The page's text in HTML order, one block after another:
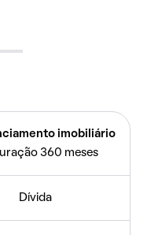
imobiliário
360 meses
Dívida